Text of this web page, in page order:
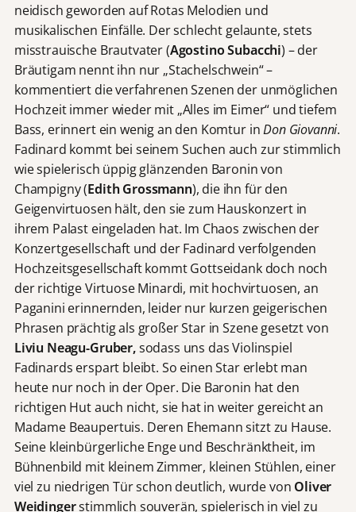
neidisch geworden auf Rotas Melodien und
musikalischen Einfälle. Der schlecht gelaunte, stets
misstrauische Brautvater (Agostino Subacchi) – der
Bräutigam nennt ihn nur „Stachelschwein“ –
kommentiert die verfahrenen Szenen der unmöglichen
Hochzeit immer wieder mit „Alles im Eimer“ und tiefem
Bass, erinnert ein wenig an den Komtur inDon Giovanni.
Fadinard kommt bei seinem Suchen auch zur stimmlich
wie spielerisch üppig glänzenden Baronin von
Champigny (Edith Grossmann), die ihn für den
Geigenvirtuosen hält, den sie zum Hauskonzert in
ihrem Palast eingeladen hat. Im Chaos zwischen der
Konzertgesellschaft und der Fadinard verfolgenden
Hochzeitsgesellschaft kommt Gottseidank doch noch
der richtige Virtuose Minardi, mit hochvirtuosen, an
Paganini erinnernden, leider nur kurzen geigerischen
Phrasen prächtig als großer Star in Szene gesetzt von
Liviu Neagu-Gruber,sodass uns das Violinspiel
Fadinards erspart bleibt. So einen Star erlebt man
heute nur noch in der Oper. Die Baronin hat den
richtigen Hut auch nicht, sie hat in weiter gereicht an
Madame Beaupertuis. Deren Ehemann sitzt zu Hause.
Seine kleinbürgerliche Enge und Beschränktheit, im
Bühnenbild mit kleinem Zimmer, kleinen Stühlen, einer
viel zu niedrigen Tür schon deutlich, wurde von Oliver
Weidingerstimmlich souverän, spielerisch in viel zu